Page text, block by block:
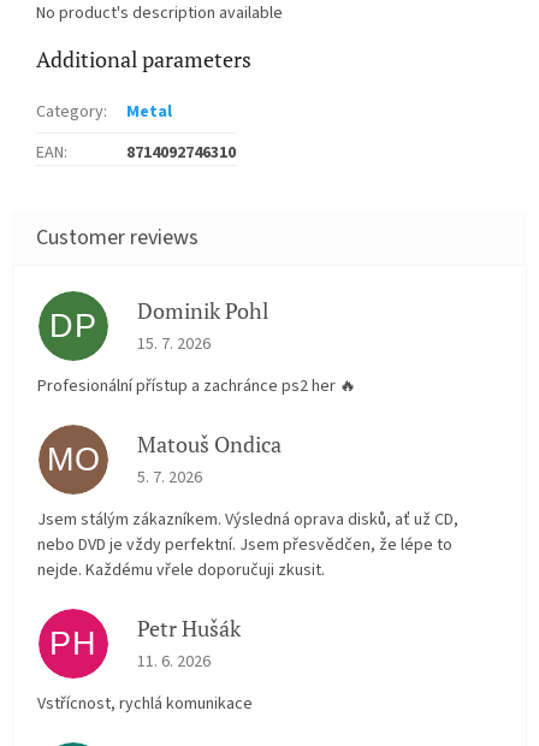
No product's description available
Additional parameters
Category:
Metal
EAN: 8714092746310
DP Dominik Pohl
The store rating is 5 out of 5 stars.
15. 7. 2026
Profesionální přístup a zachránce ps2 her 🔥
MO Matouš Ondica
The store rating is 5 out of 5 stars.
5. 7. 2026
Jsem stálým zákazníkem. Výsledná oprava disků, ať už CD,
nebo DVD je vždy perfektní. Jsem přesvědčen, že lépe to
nejde. Každému vřele doporučuji zkusit.
PH Petr Hušák
The store rating is 5 out of 5 stars.
11. 6. 2026
Vstřícnost, rychlá komunikace